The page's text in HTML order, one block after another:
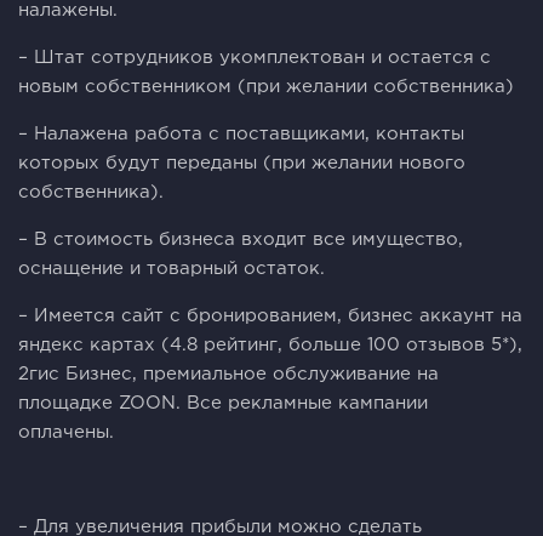
налажены.
– Штат сотрудников укомплектован и остается с
новым собственником (при желании собственника)
– Налажена работа с поставщиками, контакты
которых будут переданы (при желании нового
собственника).
– В стоимость бизнеса входит все имущество,
оснащение и товарный остаток.
– Имеется сайт с бронированием, бизнес аккаунт на
яндекс картах (4.8 рейтинг, больше 100 отзывов 5*),
2гис Бизнес, премиальное обслуживание на
площадке ZOON. Все рекламные кампании
оплачены.
– Для увеличения прибыли можно сделать